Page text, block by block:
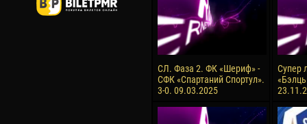
СЛ. Фаза 2. ФК «Шериф» -
СФК «Спартаний Спортул».
3-0. 09.03.2025
Супер